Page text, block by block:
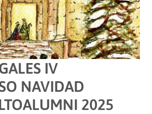
IV
NAVIDAD
2025